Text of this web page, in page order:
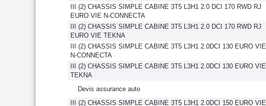
III (2) CHASSIS SIMPLE CABINE 3T5 L3H1 2.0 DCI 170 RWD RJ
EURO VIE N-CONNECTA
III (2) CHASSIS SIMPLE CABINE 3T5 L3H1 2.0 DCI 170 RWD RJ
EURO VIE TEKNA
III (2) CHASSIS SIMPLE CABINE 3T5 L3H1 2.0DCI 130 EURO VIE
N-CONNECTA
III (2) CHASSIS SIMPLE CABINE 3T5 L3H1 2.0DCI 130 EURO VIE
TEKNA
Devis assurance auto
III (2) CHASSIS SIMPLE CABINE 3T5 L3H1 2.0DCI 150 EURO VIE